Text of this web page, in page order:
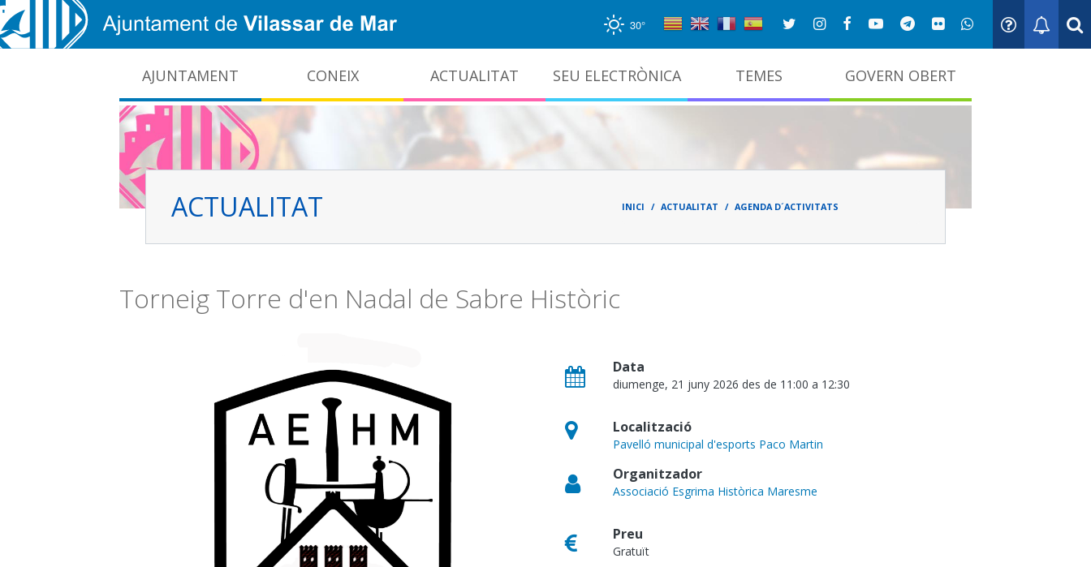
Vés al contingut
30°
AJUNTAMENT CONEIX ACTUALITAT SEU ELECTRÒNICA TEMES GOVERN OBERT
ACTUALITAT Fild'ariadna
INICI ACTUALITAT AGENDA D´ACTIVITATS
Torneig Torre d'en Nadal de Sabre Històric
Data
diumenge, 21 juny 2026 des de 11:00 a 12:30
Localització
Pavelló municipal d'esports Paco Martin
Organitzador
Associació Esgrima Històrica Maresme
Preu
Gratuït